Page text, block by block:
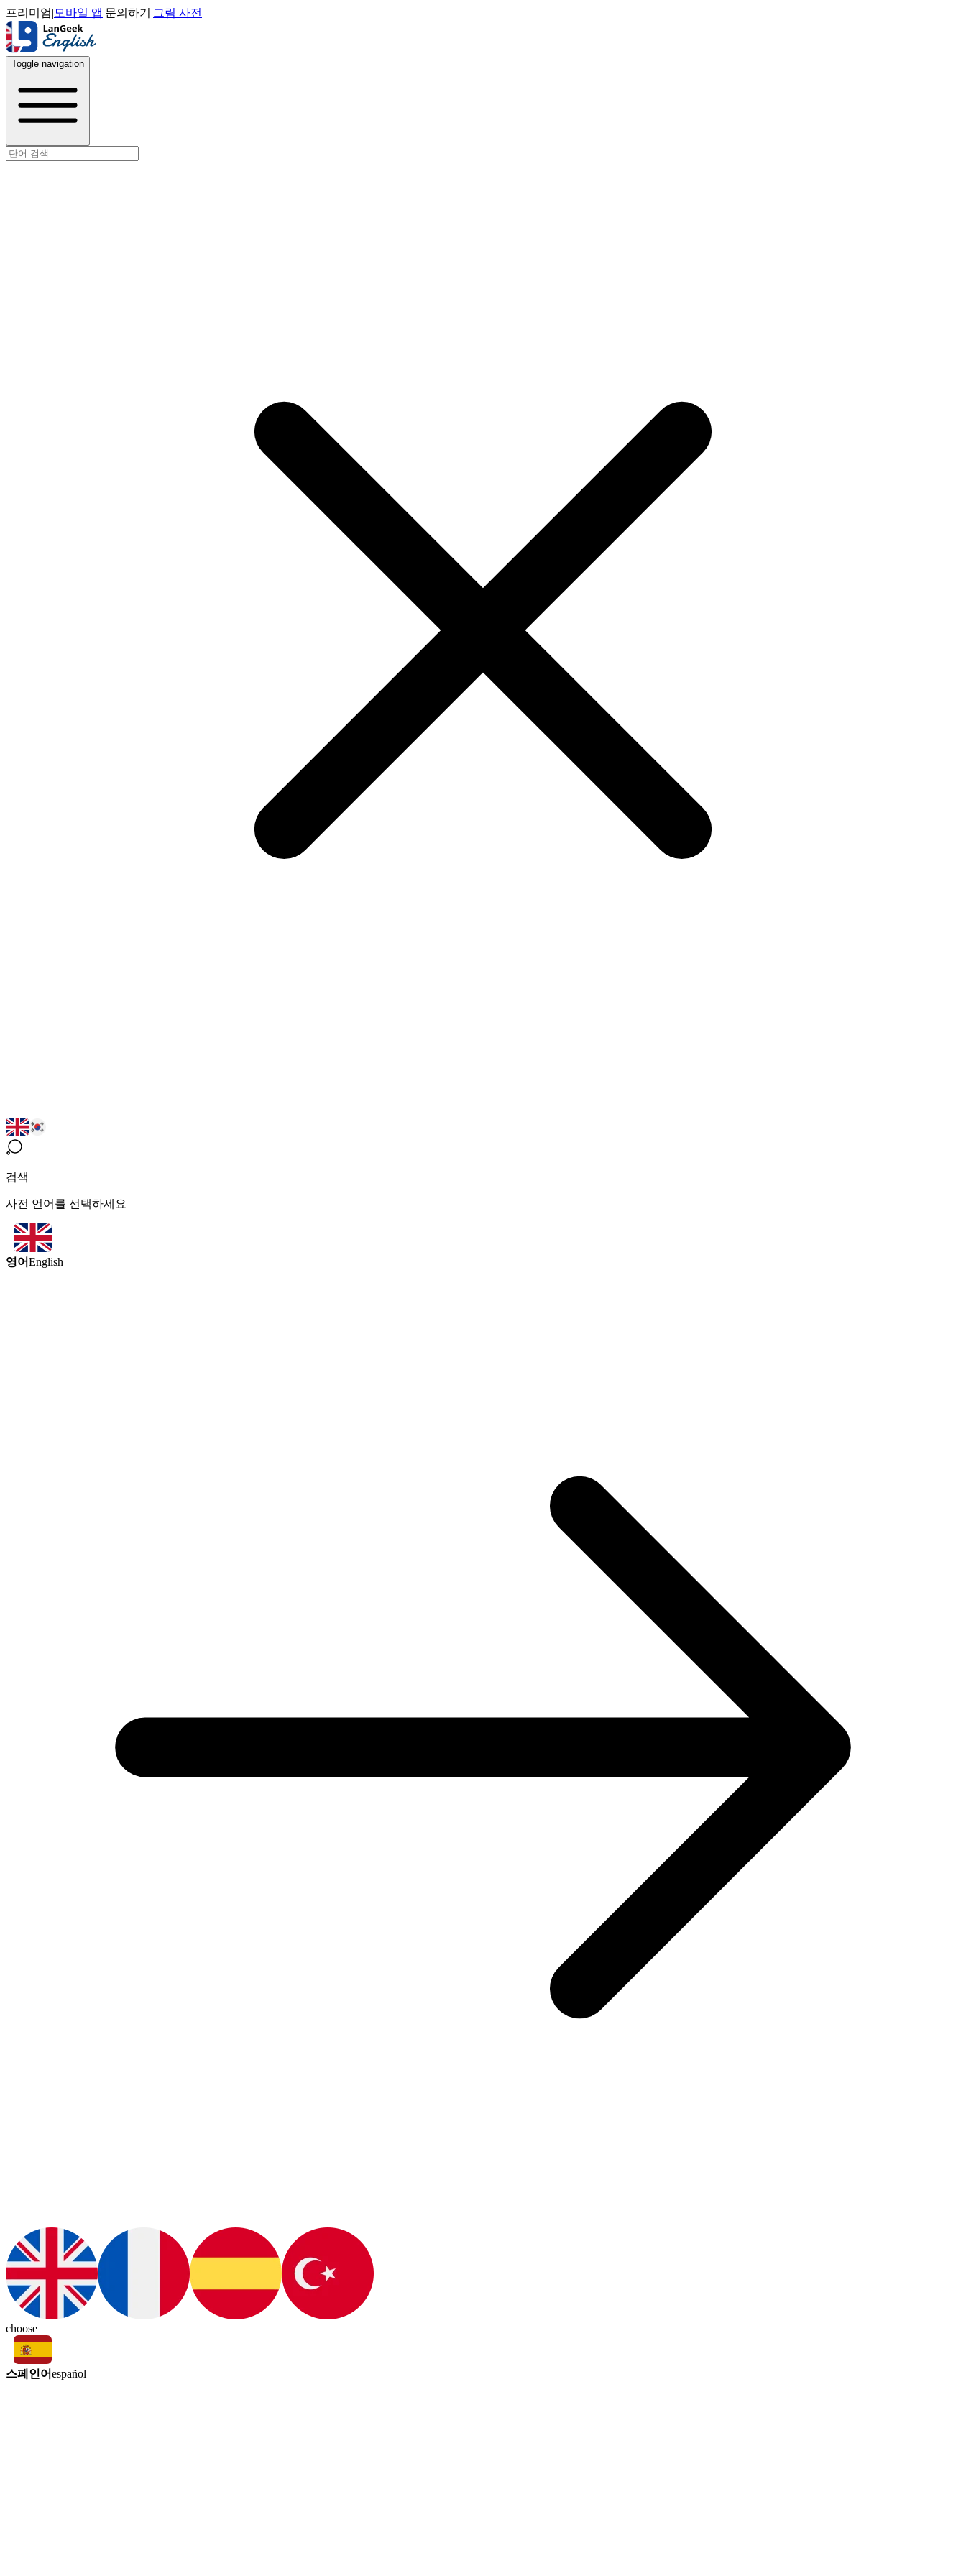
프리미엄| 모바일 앱|문의하기 |그림 사전
Toggle navigation
검색
사전 언어를 선택하세요
영어English
choose
스페인어español